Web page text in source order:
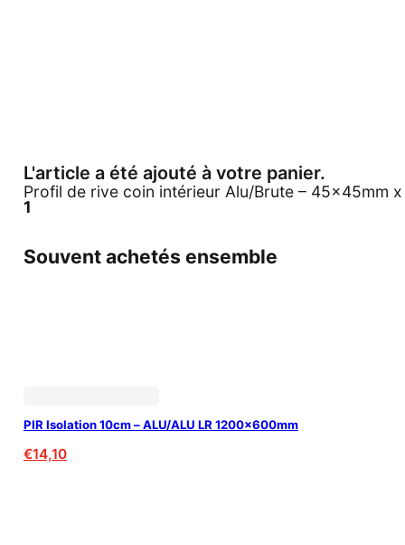
L'article a été ajouté à votre panier.
Profil de rive coin intérieur Alu/Brute – 45x45mm x
1
Souvent achetés ensemble
PIR Isolation 10cm – ALU/ALU LR 1200x600mm
€14,10